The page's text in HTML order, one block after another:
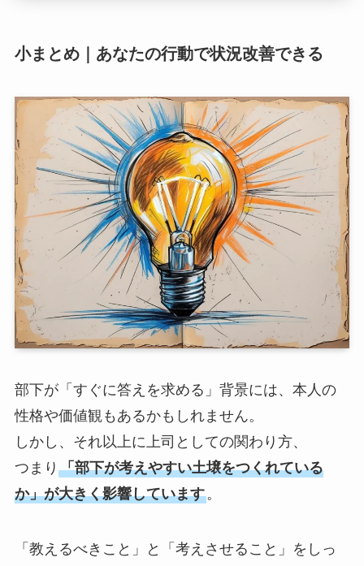
て、「自分でやった方が早い」という思考
間違いに気づいたのは、半年ほど経ってか
らです。自分の仕事がどんどん厳しくなる
中で、ふと気づきました。本来なら少しず
つ任せられることが増えているはずの部下
が、半年前と同じ仕事をし続けている
——。
成長の機会を、わたしが奪ってしまってい
たのです。答えを与えすぎることは、優し
さではなかったと、今でも反省していま
す。
小まとめ｜あなたの行動で状況改善できる
部下が「すぐに答えを求める」背景には、本人の
性格や価値観もあるかもしれません。
しかし、それ以上に上司としての関わり方、
つまり 「部下が考えやすい土壌をつくれている
か」が大きく影響しています。
「教えるべきこと」と「考えさせること」をしっ